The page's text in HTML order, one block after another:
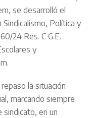
se desarrolló el
Política y
24 Res. C G.E.
y
la situación
marcando siempre
sindicato, en un